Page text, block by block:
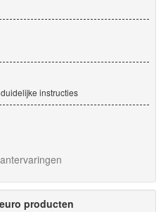
instructies
producten